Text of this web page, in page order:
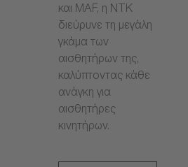
και MAF, η NTK
διεύρυνε τη μεγάλη
γκάμα των
αισθητήρων της,
καλύπτοντας κάθε
ανάγκη για
αισθητήρες
κινητήρων.